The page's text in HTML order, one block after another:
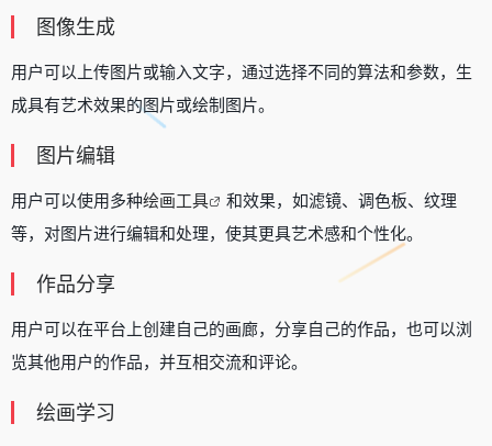
图像生成
用户可以上传图片或输入文字，通过选择不同的算法和参数，生
成具有艺术效果的图片或绘制图片。
图片编辑
用户可以使用多种绘画工具
和效果，如滤镜、调色板、纹理
等，对图片进行编辑和处理，使其更具艺术感和个性化。
作品分享
用户可以在平台上创建自己的画廊，分享自己的作品，也可以浏
览其他用户的作品，并互相交流和评论。
绘画学习